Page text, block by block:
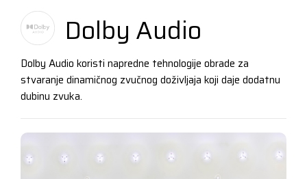
Dolby Audio
Dolby Audio koristi napredne tehnologije obrade za
stvaranje dinamičnog zvučnog doživljaja koji daje dodatnu
dubinu zvuka.